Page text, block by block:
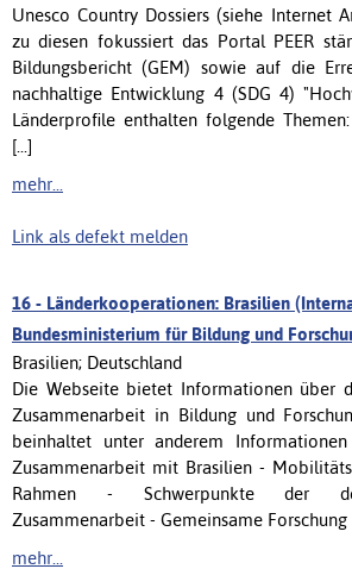
Unesco Country Dossiers (siehe Internet
zu diesen fokussiert das Portal PEER
Bildungsbericht (GEM) sowie auf die
nachhaltige Entwicklung 4 (SDG 4)
Länderprofile enthalten folgende
[...]
mehr...
Link als defekt melden
16 - Länderkooperationen: Brasilien
Bundesministerium für Bildung und
Brasilien; Deutschland
Die Webseite bietet Informationen über
Zusammenarbeit in Bildung und
beinhaltet unter anderem
Zusammenarbeit mit Brasilien -
Rahmen - Schwerpunkte der
Zusammenarbeit - Gemeinsame
mehr...